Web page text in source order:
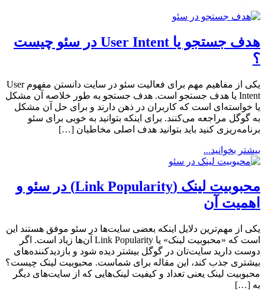
هدف جستجو یا User Intent در سئو چیست
؟
یکی از مفاهیم مهم برای فعالیت سئو در سایت دانستن مفهوم User
Intent یا هدف جستجو است. هدف جستجو به طور خلاصه آن مشکل
یا خواسته‌ای است که کاربران در ذهن دارند و برای حل آن مشکل
به گوگل مراجعه می‌کنند. برای اینکه بتوانید به خوبی برای سئو
برنامه‌ریزی کنید باید بتوانید هدف اصلی مخاطبان […]
بیشتر بخوانید...
محبوبیت لینک (Link Popularity) در سئو و
اهمیت آن
یکی از مهم‌ترین دلایل اینکه بعضی سایت‌ها در سئو موفق هستند این
است که «محبوبیت لینک» یا Link Popularity آن‌ها زیاد است. اگر
دوست دارید سایت‌تان در گوگل بیشتر دیده شود و بازدیدکننده‌های
بیشتری جذب کند، این مقاله برای شماست. محبوبیت لینک چیست؟
محبوبیت لینک یعنی تعداد و کیفیت لینک‌هایی که از سایت‌های دیگر
به […]